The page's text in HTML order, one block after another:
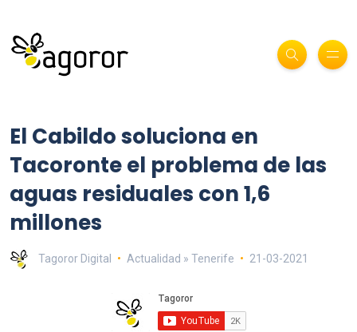
El Cabildo soluciona en
Tacoronte el problema de las
aguas residuales con 1,6
millones
Tagoror Digital Actualidad » Tenerife 21-03-2021